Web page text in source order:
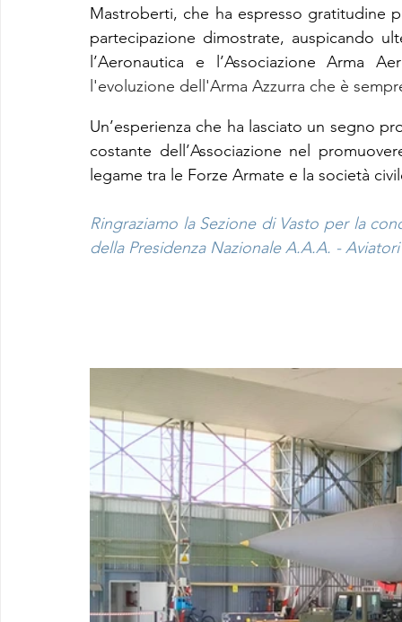
Mastroberti, che ha espresso gratitudine
partecipazione dimostrate, auspicando
l'evoluzione dell'Arma Azzurra che è
Un’esperienza che ha lasciato un segno
costante dell’Associazione nel
legame tra le Forze Armate e la società
Ringraziamo la Sezione di Vasto per la
della Presidenza Nazionale A.A.A. - Aviatori